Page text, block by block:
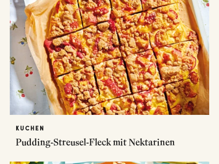
KUCHEN
Pudding-Streusel-Fleck mit Nektarinen